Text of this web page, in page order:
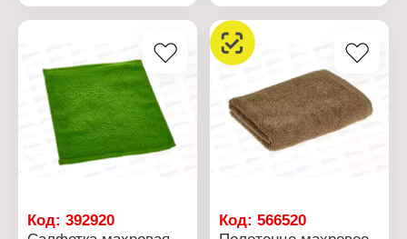
Состав: 100% хлопок
Дизайн: в ассортименте
Плотность: 165 г/кв.м
Плотность: 380 г/кв.м
Код: 392920
Код:566520